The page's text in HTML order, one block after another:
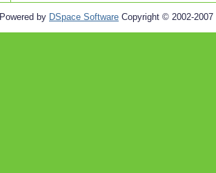
Powered by DSpace Software Copyright © 2002-2007